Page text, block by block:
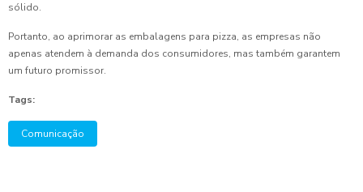
sólido.
Portanto, ao aprimorar as embalagens para pizza, as empresas não
apenas atendem à demanda dos consumidores, mas também garantem
um futuro promissor.
Tags:
Comunicação